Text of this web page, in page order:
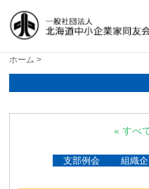
北海道中小
か
良い会社、良い経営者
ホーム >
« すべ
支部例会 組織